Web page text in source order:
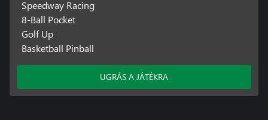
Speedway Racing
8-Ball Pocket
Golf Up
Basketball Pinball
UGRÁS A JÁTÉKRA